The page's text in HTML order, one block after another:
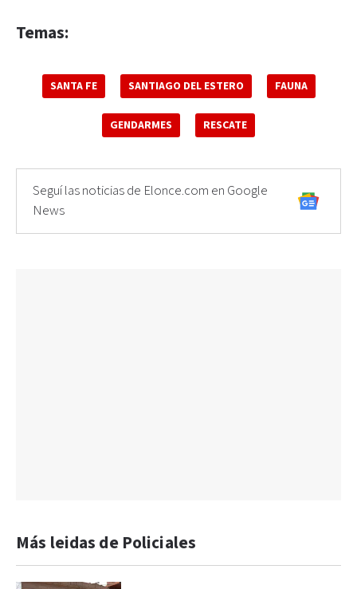
Temas:
SANTA FE SANTIAGO DEL ESTERO FAUNA
GENDARMES RESCATE
Seguí las noticias de Elonce.com en Google
News
Más leidas de Policiales